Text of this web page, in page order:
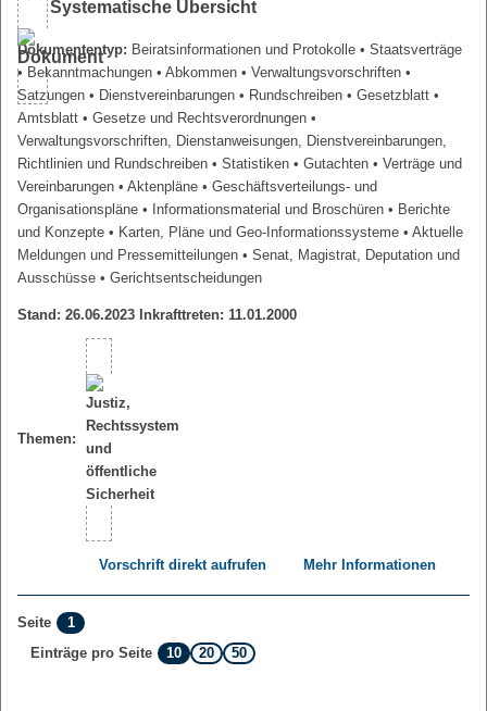
Systematische Übersicht
Dokumententyp: Beiratsinformationen und Protokolle • Staatsverträge
• Bekanntmachungen • Abkommen • Verwaltungsvorschriften •
Satzungen • Dienstvereinbarungen • Rundschreiben • Gesetzblatt •
Amtsblatt • Gesetze und Rechtsverordnungen •
Verwaltungsvorschriften, Dienstanweisungen, Dienstvereinbarungen,
Richtlinien und Rundschreiben • Statistiken • Gutachten • Verträge und
Vereinbarungen • Aktenpläne • Geschäftsverteilungs- und
Organisationspläne • Informationsmaterial und Broschüren • Berichte
und Konzepte • Karten, Pläne und Geo-Informationssysteme • Aktuelle
Meldungen und Pressemitteilungen • Senat, Magistrat, Deputation und
Ausschüsse • Gerichtsentscheidungen
Stand: 26.06.2023 Inkrafttreten: 11.01.2000
Themen:
Vorschrift direkt aufrufen Mehr Informationen
Seite
1
Einträge pro Seite
10 20 50